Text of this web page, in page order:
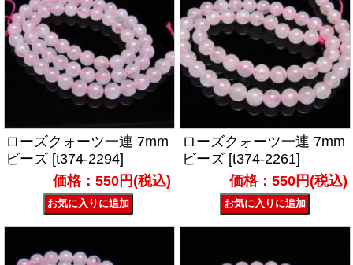
ローズクォーツ一連 7mm
ビーズ [t374-2294]
価格：550円(税込)
ローズクォーツ一連 7mm
ビーズ [t374-2261]
価格：550円(税込)